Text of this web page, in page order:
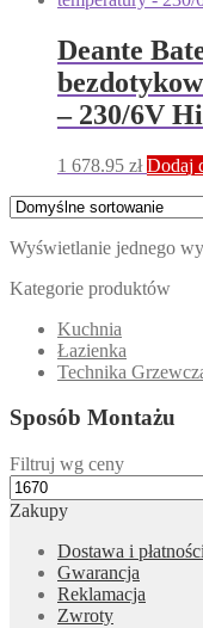
Deante
– 230/6V
1 678.95 zł Dodaj
Wyświetlanie jednego
Kategorie produktów
Kuchnia
Łazienka
Technika
Sposób Montażu
Filtruj wg ceny
Cena
min
Zakupy
Dostawa i płatności
Gwarancja
Reklamacja
Zwroty